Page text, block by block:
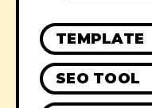
TEMPLATE
SEO TOOL